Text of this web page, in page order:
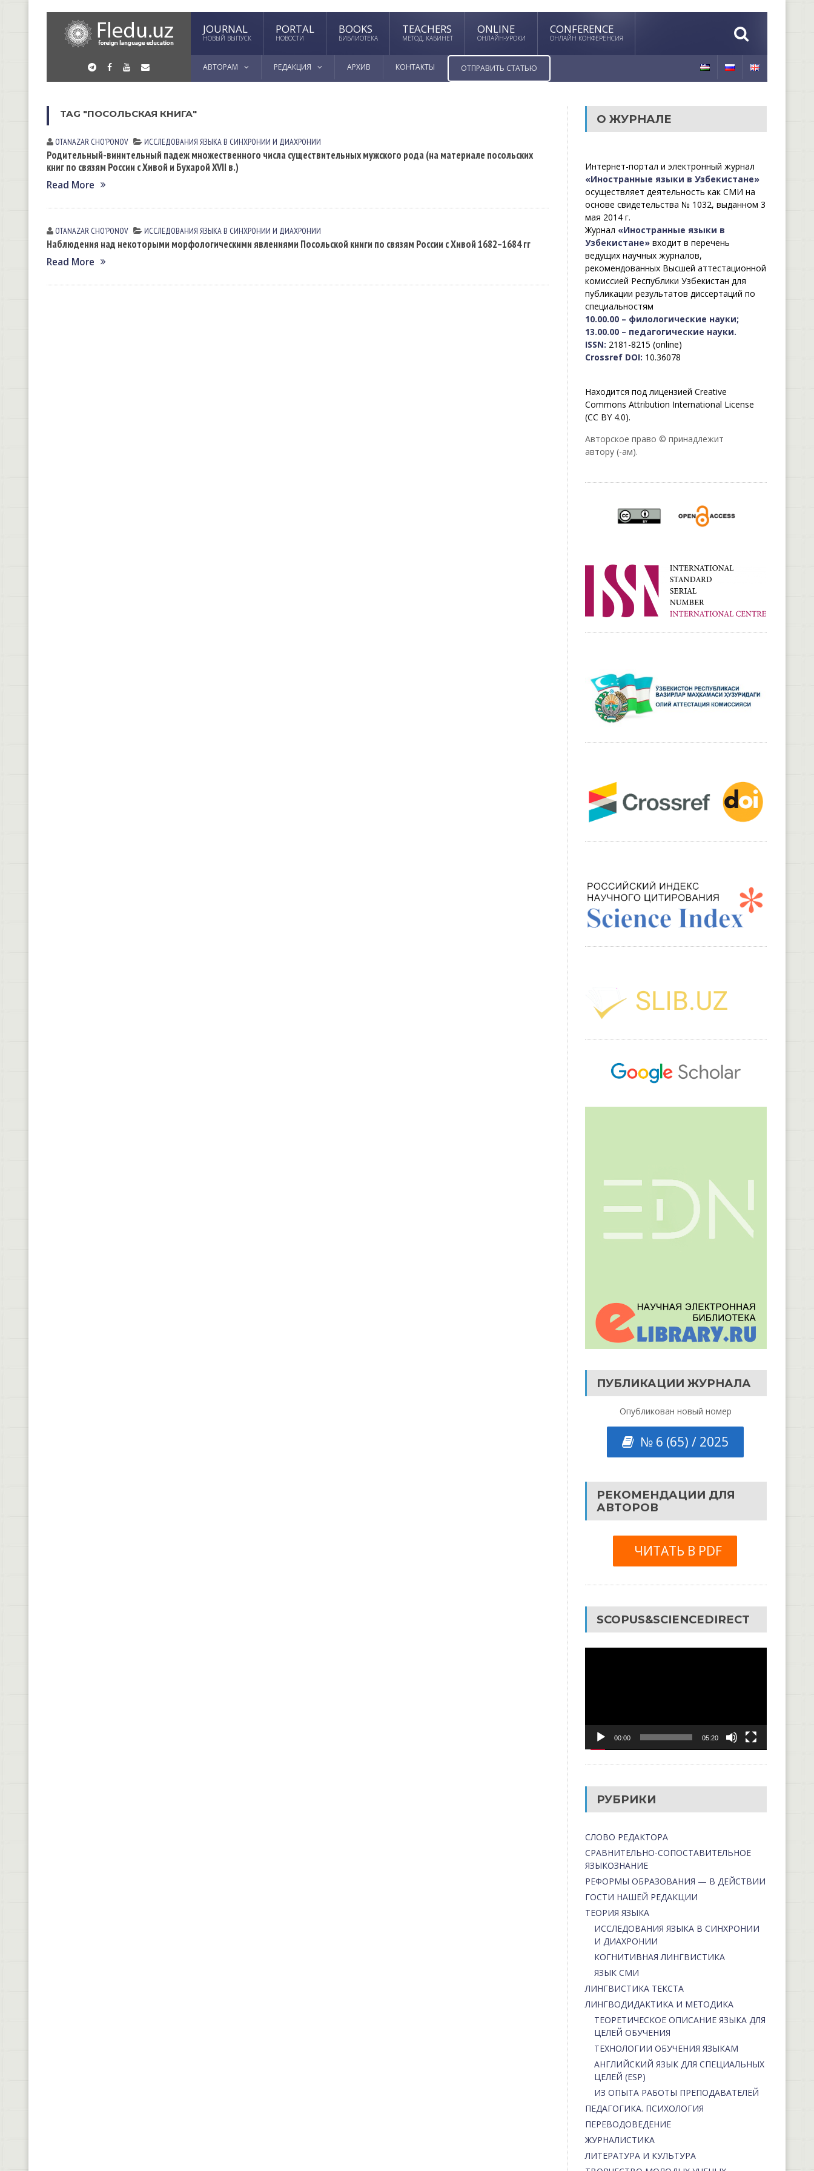
JOURNAL
НОВЫЙ ВЫПУСК
PORTAL
НОВОСТИ
BOOKS
БИБЛИОТЕКА
TEACHERS
МЕТОД. КАБИНЕТ
ONLINE
ОНЛАЙН-УРОКИ
CONFERENCE
ОНЛАЙН КОНФЕРЕНСИЯ
АВТОРАМ РЕДАКЦИЯ АРХИВ КОНТАКТЫ ОТПРАВИТЬ СТАТЬЮ
TAG "ПОСОЛЬСКАЯ КНИГА"
OTANAZAR CHOʼPONOV ИССЛЕДОВАНИЯ ЯЗЫКА В СИНХРОНИИ И ДИАХРОНИИ
Родительный-винительный падеж множественного числа существительных мужского рода (на материале посольских
книг по связям России с Хивой и Бухарой XVII в.)
Read More
OTANAZAR CHOʼPONOV ИССЛЕДОВАНИЯ ЯЗЫКА В СИНХРОНИИ И ДИАХРОНИИ
Наблюдения над некоторыми морфологическими явлениями Посольской книги по связям России с Хивой 1682–1684 гг
Read More
О ЖУРНАЛЕ
Интернет-портал и электронный журнал
«Иностранные языки в Узбекистане»
осуществляет деятельность как СМИ на
основе свидетельства № 1032, выданном 3
мая 2014 г.
Журнал «Иностранные языки в
Узбекистане»входит в перечень
ведущих научных журналов,
рекомендованных Высшей аттестационной
комиссией Республики Узбекистан для
публикации результатов диссертаций по
специальностям
10.00.00 – филологические науки;
13.00.00 – педагогические науки.
ISSN: 2181-8215 (online)
Crossref DOI: 10.36078
Находится под лицензией Creative
Commons Attribution International License
(CC BY 4.0).
Авторское право © принадлежит
автору (-ам).
ПУБЛИКАЦИИ ЖУРНАЛА
Опубликован новый номер
№ 6 (65) / 2025
РЕКОМЕНДАЦИИ ДЛЯ
АВТОРОВ
ЧИТАТЬ В PDF
SCOPUS&SCIENCEDIRECT
00:00 05:20
РУБРИКИ
СЛОВО РЕДАКТОРА
СРАВНИТЕЛЬНО-СОПОСТАВИТЕЛЬНОЕ
ЯЗЫКОЗНАНИЕ
РЕФОРМЫ ОБРАЗОВАНИЯ — В ДЕЙСТВИИ
ГОСТИ НАШЕЙ РЕДАКЦИИ
ТЕОРИЯ ЯЗЫКА
ИССЛЕДОВАНИЯ ЯЗЫКА В СИНХРОНИИ
И ДИАХРОНИИ
КОГНИТИВНАЯ ЛИНГВИСТИКА
ЯЗЫК СМИ
ЛИНГВИСТИКА ТЕКСТА
ЛИНГВОДИДАКТИКА И МЕТОДИКА
ТЕОРЕТИЧЕСКОЕ ОПИСАНИЕ ЯЗЫКА ДЛЯ
ЦЕЛЕЙ ОБУЧЕНИЯ
ТЕХНОЛОГИИ ОБУЧЕНИЯ ЯЗЫКАМ
АНГЛИЙСКИЙ ЯЗЫК ДЛЯ СПЕЦИАЛЬНЫХ
ЦЕЛЕЙ (ESP)
ИЗ ОПЫТА РАБОТЫ ПРЕПОДАВАТЕЛЕЙ
ПЕДАГОГИКА. ПСИХОЛОГИЯ
ПЕРЕВОДОВЕДЕНИЕ
ЖУРНАЛИСТИКА
ЛИТЕРАТУРА И КУЛЬТУРА